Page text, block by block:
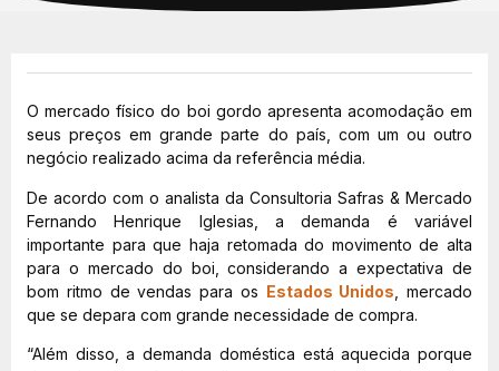
O mercado físico do boi gordo apresenta acomodação em
seus preços em grande parte do país, com um ou outro
negócio realizado acima da referência média.
De acordo com o analista da Consultoria Safras & Mercado
Fernando Henrique Iglesias, a demanda é variável
importante para que haja retomada do movimento de alta
para o mercado do boi, considerando a expectativa de
bom ritmo de vendas para os Estados Unidos , mercado
que se depara com grande necessidade de compra.
“Além disso, a demanda doméstica está aquecida porque